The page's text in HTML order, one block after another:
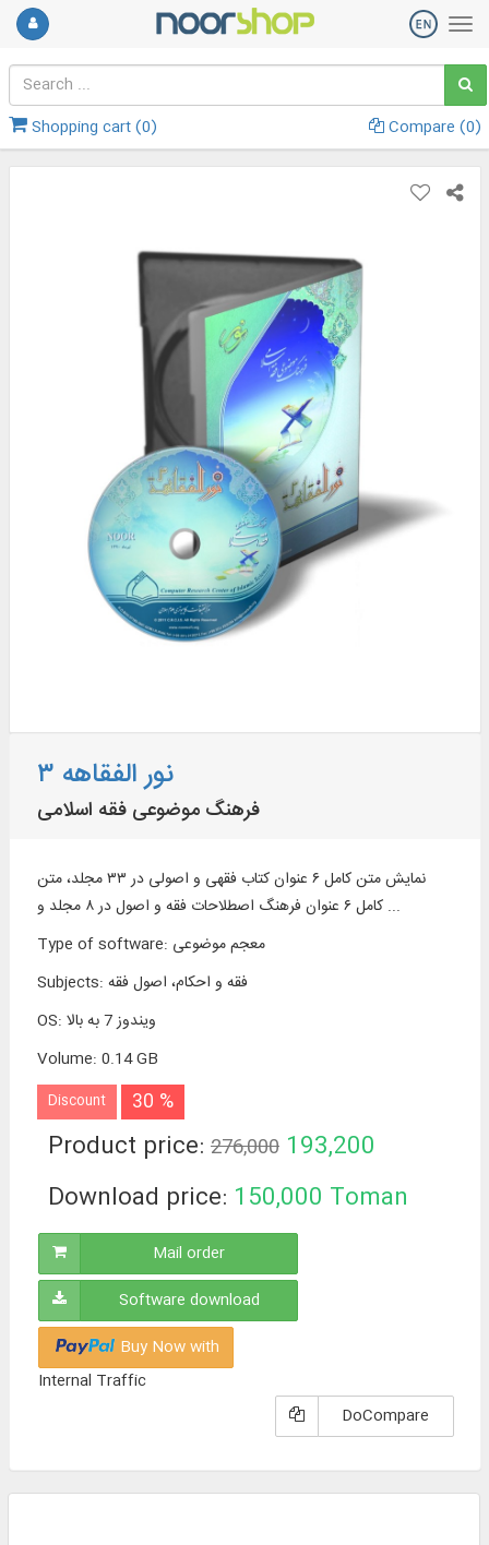
Shopping cart (0) Compare (0)
نور الفقاهه ۳
فرهنگ موضوعی فقه اسلامی
نمایش متن کامل ۶ عنوان کتاب فقهی و اصولی در ۳۳ مجلد، متن
کامل ۶ عنوان فرهنگ اصطلاحات فقه و اصول در ۸ مجلد و ...
Type of software: معجم موضوعی
Subjects: فقه و احکام، اصول فقه
OS:
ویندوز 7 به بالا
Volume: 0.14 GB
Discount 30 %
Product price: 276,000 193,200
Toman
Download price: 150,000 Toman
Mail order
Software download
Buy Now with
Internal Traffic
DoCompare